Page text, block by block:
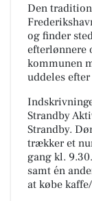
Den
og finder
efterlønnere
kommunen
uddeles
Strandby
Strandby.
trækker et
gang kl.
samt én
at købe